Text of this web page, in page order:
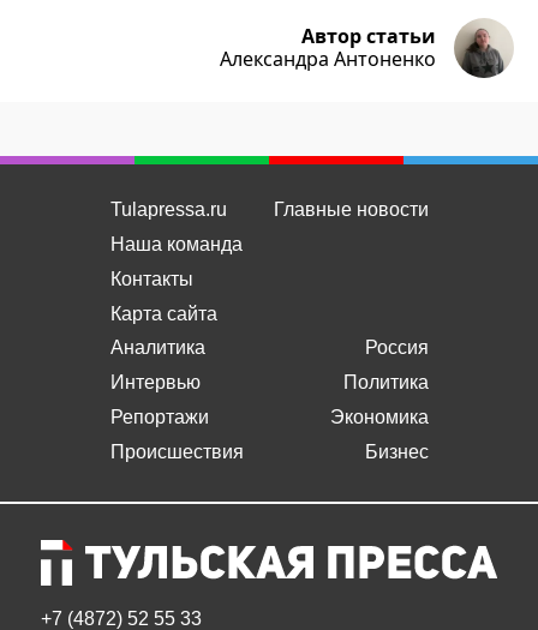
Автор статьи
Александра Антоненко
Tulapressa.ru
Наша команда
Контакты
Карта сайта
Главные новости
Аналитика
Интервью
Репортажи
Происшествия
Россия
Политика
Экономика
Бизнес
+7 (4872) 52 55 33